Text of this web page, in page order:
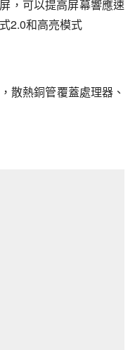
，可以提高屏幕響應速
2.0和高亮模式
散熱銅管覆蓋處理器、